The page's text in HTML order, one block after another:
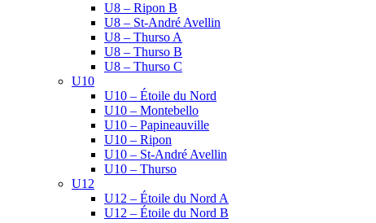
U8 – Ripon B
U8 – St-André Avellin
U8 – Thurso A
U8 – Thurso B
U8 – Thurso C
U10
U10 – Étoile du Nord
U10 – Montebello
U10 – Papineauville
U10 – Ripon
U10 – St-André Avellin
U10 – Thurso
U12
U12 – Étoile du Nord A
U12 – Étoile du Nord B